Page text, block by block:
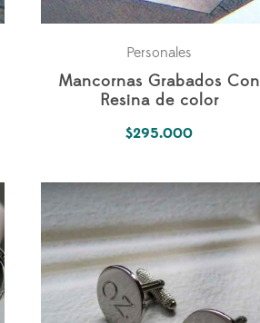
Personales
Mancornas Grabados Con
Resina de color
$295.000